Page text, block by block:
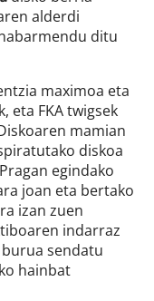
alderdi
ditu
maximoa eta
eta FKA twigsek
mamian
diskoa
egindako
joan eta bertako
izan zuen
indarraz
sendatu
hainbat